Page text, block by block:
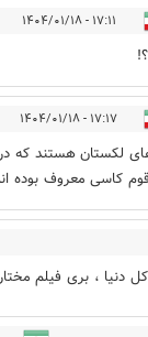
۱۷:۱۱ - ۱۴۰۴/۰۱/۱۸
۱۷:۱۷ - ۱۴۰۴/۰۱/۱۸
لکستان هستند که
کاسی معروف بوده
۱۷:۱۹ - ۱۴۰۴/۰۱/۱۸‌‌، بری فیلم